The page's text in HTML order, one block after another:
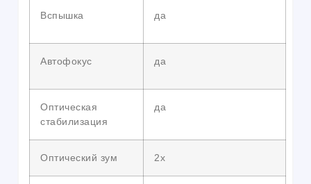
Вспышка да
Автофокус да
Оптическая
стабилизация
да
Оптический зум 2х